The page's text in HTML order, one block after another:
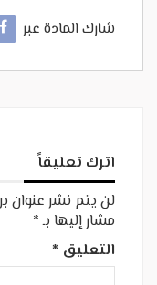
شارك المادة عبر
اترك تعليقاً
لن يتم نشر عنوان
مشار إليها بـ*
التعليق *